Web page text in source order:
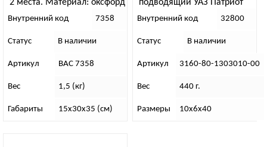
2 места. Материал: оксфорд
Внутренний код 7358
Статус В наличии
Артикул ВАС 7358
Вес 1,5 (кг)
Габариты 15х30х35 (см)
подводящий УАЗ Патриот
(без кондиционера)
Внутренний код 32800
Статус В наличии
Артикул 3160-80-1303010-00
Вес 440 г.
Размеры 10х6х40